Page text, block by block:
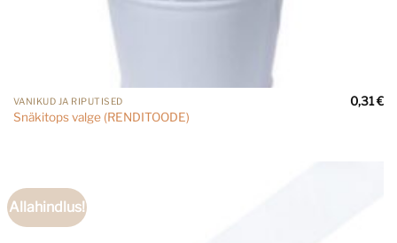
VANIKUD JA RIPUTISED
Snäkitops valge (RENDITOODE)
0,31€
Allahindlus!